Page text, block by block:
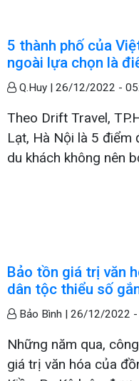
5 thành phố của
ngoài lựa chọn là
Q.Huy | 26/12/2022 -
Theo Drift Travel,
Lạt, Hà Nội là 5 điểm
du khách không nên
Bảo tồn giá trị văn
dân tộc thiểu số
Bảo Bình | 26/12/2022 -
Những năm qua,
giá trị văn hóa của